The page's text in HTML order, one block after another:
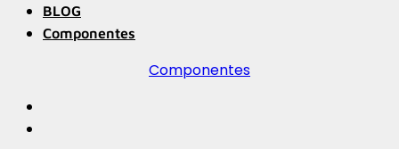
BLOG
Componentes
Componentes